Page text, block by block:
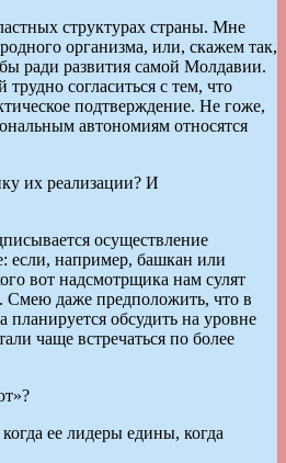
структурах страны. Мне
организма, или, скажем так,
ради развития самой Молдавии.
согласиться с тем, что
подтверждение. Не гоже,
автономиям относятся
их реализации? И
осуществление
если, например, башкан или
вот надсмотрщика нам сулят
Смею даже предположить, что в
обсудить на уровне
чаще встречаться по более
ее лидеры едины, когда